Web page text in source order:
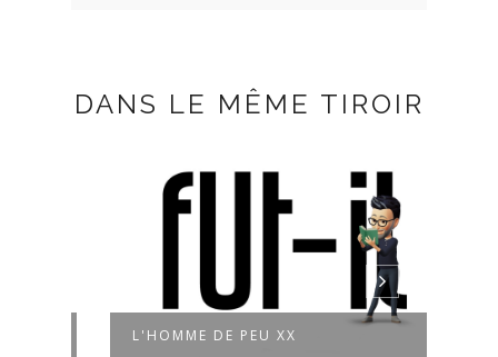
DANS LE MÊME TIROIR
L'HOMME DE PEU XX